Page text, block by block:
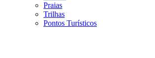
Praias
Trilhas
Pontos Turísticos